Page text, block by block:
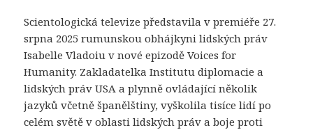
Scientologická televize představila v premiéře 27.
srpna 2025 rumunskou obhájkyni lidských práv
Isabelle Vladoiu v nové epizodě Voices for
Humanity. Zakladatelka Institutu diplomacie a
lidských práv USA a plynně ovládající několik
jazyků včetně španělštiny, vyškolila tisíce lidí po
celém světě v oblasti lidských práv a boje proti